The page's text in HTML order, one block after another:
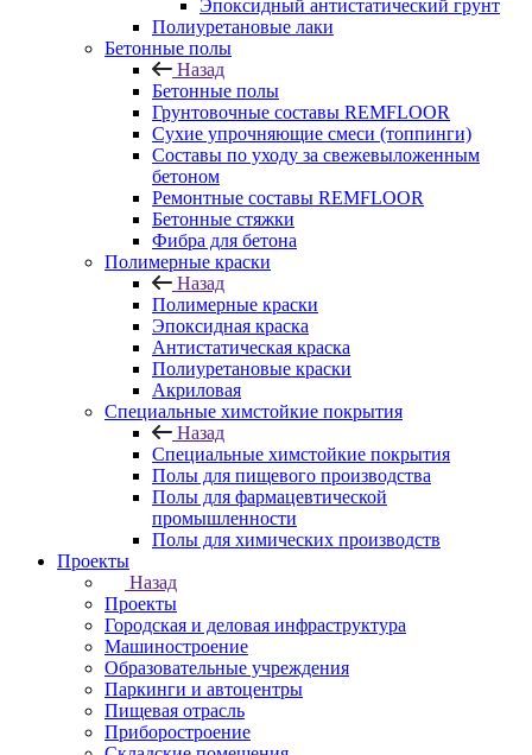
Эпоксидный антистатический грунт
Полиуретановые лаки
Бетонные полы
Назад
Бетонные полы
Грунтовочные составы REMFLOOR
Сухие упрочняющие смеси (топпинги)
Составы по уходу за свежевыложенным
бетоном
Ремонтные составы REMFLOOR
Бетонные стяжки
Фибра для бетона
Полимерные краски
Назад
Полимерные краски
Эпоксидная краска
Антистатическая краска
Полиуретановые краски
Акриловая
Специальные химстойкие покрытия
Назад
Специальные химстойкие покрытия
Полы для пищевого производства
Полы для фармацевтической
промышленности
Полы для химических производств
Проекты
Назад
Проекты
Городская и деловая инфраструктура
Машиностроение
Образовательные учреждения
Паркинги и автоцентры
Пищевая отрасль
Приборостроение